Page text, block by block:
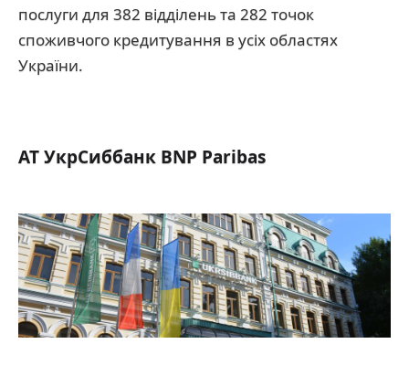
послуги для 382 відділень та 282 точок
споживчого кредитування в усіх областях
України.
АТ УкрСиббанк BNP Paribas